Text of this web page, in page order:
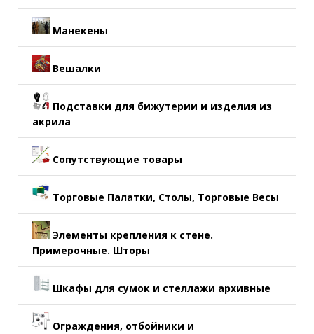
Манекены
Вешалки
Подставки для бижутерии и изделия из
акрила
Сопутствующие товары
Торговые Палатки, Столы, Торговые Весы
Элементы крепления к стене.
Примерочные. Шторы
Шкафы для сумок и стеллажи архивные
Ограждения, отбойники и